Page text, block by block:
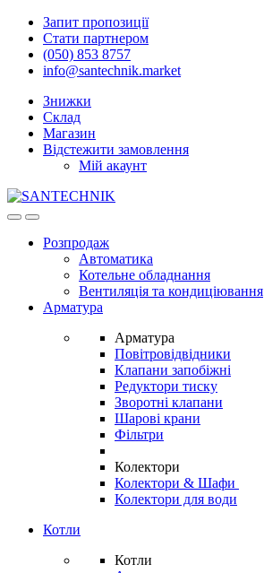
Skip
navigation
Skip
content
Запит пропозиції
Стати партнером
(050) 853 8757
info@santechnik.market
Знижки
Склад
Магазин
Відстежити замовлення
Мій акаунт
OpenClose
Розпродаж
Автоматика
Котельне обладнання
Вентиляція та кондиціювання
Арматура
Арматура
Повітровідвідники
Клапани запобіжні
Редуктори тиску
Зворотні клапани
Шарові крани
Фільтри
Колектори
Колектори & Шафи
Колектори для води
Котли
Котли